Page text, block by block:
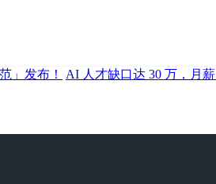
」发布！ AI 人才缺口达 30 万，月